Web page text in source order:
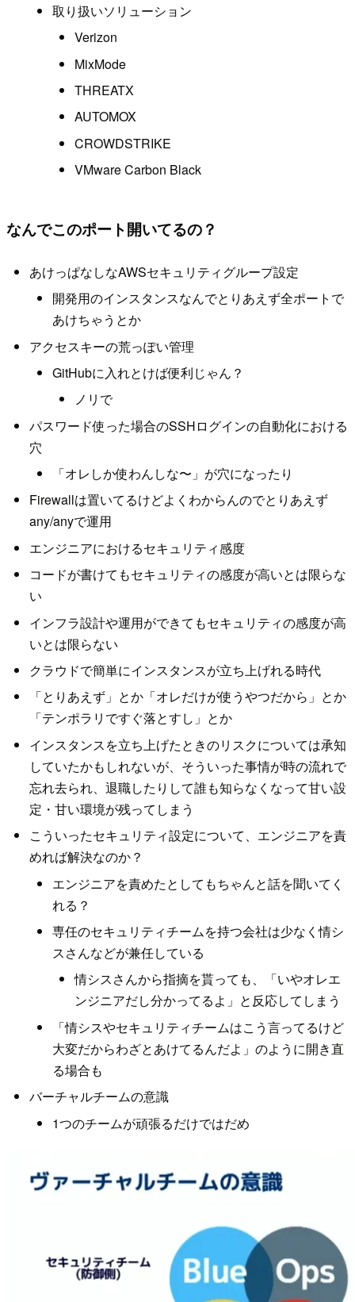
取り扱いソリューション
Verizon
MixMode
THREATX
AUTOMOX
CROWDSTRIKE
VMware Carbon Black
なんでこのポート開いてるの？
あけっぱなしなAWSセキュリティグループ設定
開発用のインスタンスなんでとりあえず全ポートで
あけちゃうとか
アクセスキーの荒っぽい管理
GitHubに入れとけば便利じゃん？
ノリで
パスワード使った場合のSSHログインの自動化における
穴
「オレしか使わんしな〜」が穴になったり
Firewallは置いてるけどよくわからんのでとりあえず
any/anyで運用
エンジニアにおけるセキュリティ感度
コードが書けてもセキュリティの感度が高いとは限らな
い
インフラ設計や運用ができてもセキュリティの感度が高
いとは限らない
クラウドで簡単にインスタンスが立ち上げれる時代
「とりあえず」とか「オレだけが使うやつだから」とか
「テンポラリですぐ落とすし」とか
インスタンスを立ち上げたときのリスクについては承知
していたかもしれないが、そういった事情が時の流れで
忘れ去られ、退職したりして誰も知らなくなって甘い設
定・甘い環境が残ってしまう
こういったセキュリティ設定について、エンジニアを責
めれば解決なのか？
エンジニアを責めたとしてもちゃんと話を聞いてく
れる？
専任のセキュリティチームを持つ会社は少なく情シ
スさんなどが兼任している
情シスさんから指摘を貰っても、「いやオレエ
ンジニアだし分かってるよ」と反応してしまう
「情シスやセキュリティチームはこう言ってるけど
大変だからわざとあけてるんだよ」のように開き直
る場合も
バーチャルチームの意識
1つのチームが頑張るだけではだめ